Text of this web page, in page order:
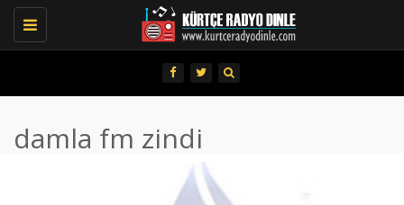
Toggle
navigation
damla fm zindi